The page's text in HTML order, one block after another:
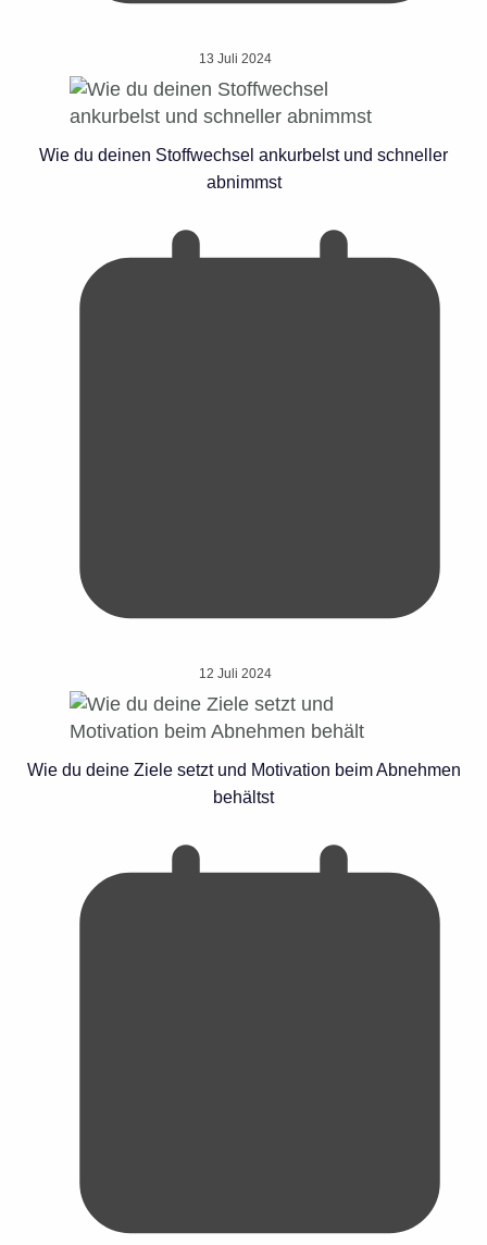
13 Juli 2024
Wie du deinen Stoffwechsel ankurbelst und schneller
abnimmst
12 Juli 2024
Wie du deine Ziele setzt und Motivation beim Abnehmen
behältst